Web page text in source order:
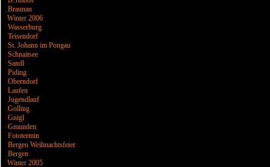
Braunau
Winter 2006
Wasserburg
Teisendorf
St. Johann im Pongau
Schnaitsee
Sandl
Piding
Oberndorf
Laufen
Jugendlauf
Golling
Gnigl
Gmunden
Fototermin
Bergen Weihnachtsfeier
Bergen
Winter 2005